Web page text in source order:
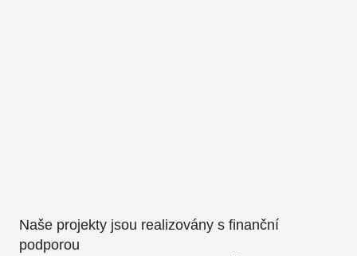
Naše projekty jsou realizovány s finanční
podporou